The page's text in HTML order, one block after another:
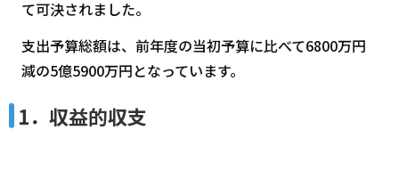
て可決されました。
支出予算総額は、前年度の当初予算に比べて6800万円
減の5億5900万円となっています。
1．収益的収支